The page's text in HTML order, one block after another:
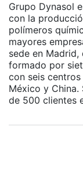
Grupo Dynasol
con la
polímeros
mayores
sede en
formado por
con seis
México y China.
de 500 clientes